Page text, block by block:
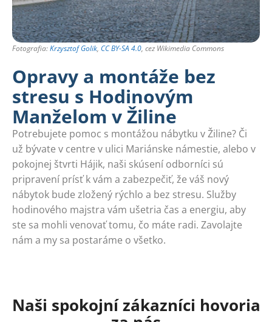
Fotografia:Krzysztof Golik, CC BY-SA 4.0, cez Wikimedia Commons
Opravy a montáže bez
stresu s Hodinovým
Manželom v Žiline
Potrebujete pomoc s montážou nábytku v Žiline? Či
už bývate v centre v ulici Mariánske námestie, alebo v
pokojnej štvrti Hájik, naši skúsení odborníci sú
pripravení prísť k vám a zabezpečiť, že váš nový
nábytok bude zložený rýchlo a bez stresu. Služby
hodinového majstra vám ušetria čas a energiu, aby
ste sa mohli venovať tomu, čo máte radi. Zavolajte
nám a my sa postaráme o všetko.
Naši spokojní zákazníci hovoria